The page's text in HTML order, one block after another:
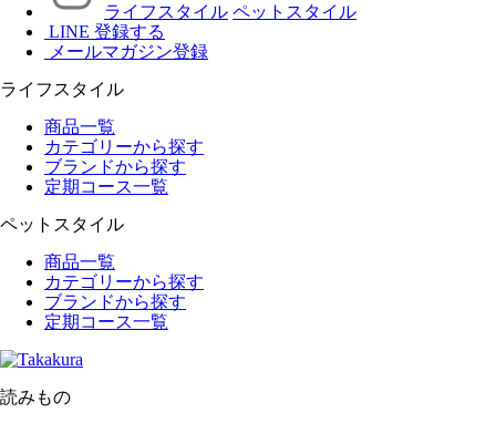
ライフスタイル ペットスタイル
LINE 登録する
メールマガジン登録
ライフスタイル
商品一覧
カテゴリーから探す
ブランドから探す
定期コース一覧
ペットスタイル
商品一覧
カテゴリーから探す
ブランドから探す
定期コース一覧
読みもの